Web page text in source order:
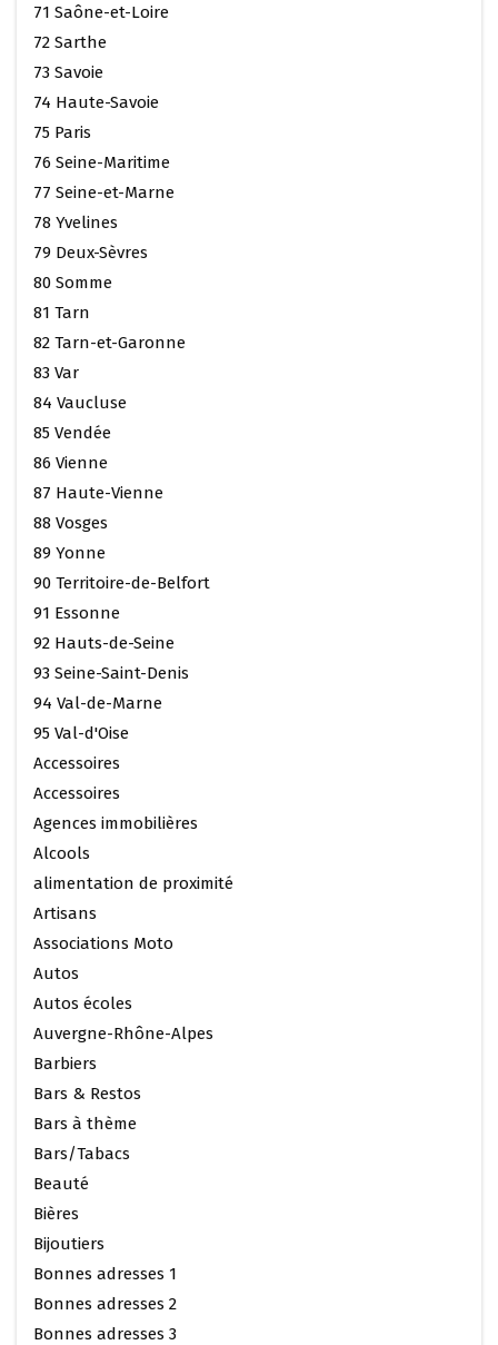
71 Saône-et-Loire
72 Sarthe
73 Savoie
74 Haute-Savoie
75 Paris
76 Seine-Maritime
77 Seine-et-Marne
78 Yvelines
79 Deux-Sèvres
80 Somme
81 Tarn
82 Tarn-et-Garonne
83 Var
84 Vaucluse
85 Vendée
86 Vienne
87 Haute-Vienne
88 Vosges
89 Yonne
90 Territoire-de-Belfort
91 Essonne
92 Hauts-de-Seine
93 Seine-Saint-Denis
94 Val-de-Marne
95 Val-d'Oise
Accessoires
Accessoires
Agences immobilières
Alcools
alimentation de proximité
Artisans
Associations Moto
Autos
Autos écoles
Auvergne-Rhône-Alpes
Barbiers
Bars & Restos
Bars à thème
Bars/Tabacs
Beauté
Bières
Bijoutiers
Bonnes adresses 1
Bonnes adresses 2
Bonnes adresses 3